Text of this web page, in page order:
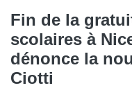
Fin de la
scolaires à
dénonce la
Ciotti